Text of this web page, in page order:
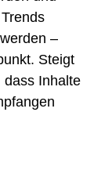
–
Steigt
dass Inhalte